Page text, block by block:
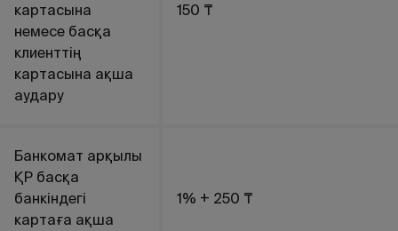
картасына
немесе басқа
клиенттің
картасына ақша
аудару
150 ₸
Банкомат арқылы
ҚР басқа
банкіндегі
картаға ақша
1% + 250 ₸